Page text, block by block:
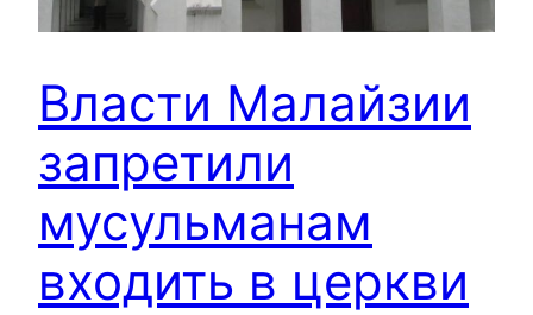
Власти Малайзии
запретили
мусульманам
входить в церкви